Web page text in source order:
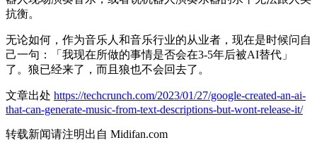
抗衡。
无论如何，作为音乐人和音乐行业的从业者，现在是时候问自
己一句：「我现在所做的事情是否会在3-5年后被AI替代」
了。狼已经来了，而且狼也不会回去了。
文章出处 https://techcrunch.com/2023/01/27/google-created-an-ai-
that-can-generate-music-from-text-descriptions-but-wont-release-it/
转载新闻请注明出自 Midifan.com